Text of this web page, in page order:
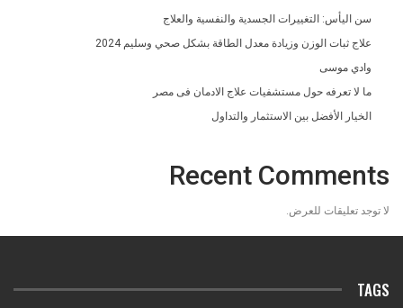
سن اليأس: التغييرات الجسدية والنفسية والعلاج
علاج ثبات الوزن وزيادة معدل الطاقة بشكل صحي وسليم 2024
وادي موسى
ما لا تعرفه حول مستشفيات علاج الادمان فى مصر
الخيار الأفضل بين الاستثمار والتداول
Recent Comments
لا توجد تعليقات للعرض.
TAGS